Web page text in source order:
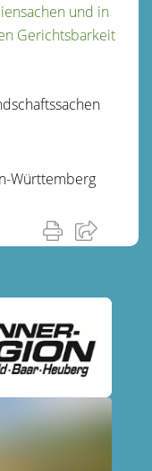
und in
Gerichtsbarkeit
Württemberg